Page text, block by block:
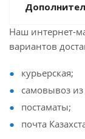
Наш интернет-
вариантов
курьерская;
самовывоз из
постаматы;
почта